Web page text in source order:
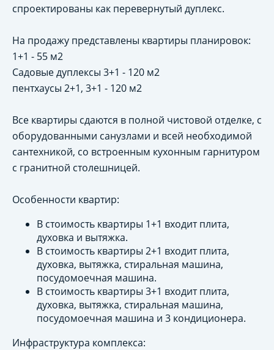
спроектированы как перевернутый дуплекс.
На продажу представлены квартиры планировок:
1+1 - 55 м2
Садовые дуплексы 3+1 - 120 м2
пентхаусы 2+1, 3+1 - 120 м2
Все квартиры сдаются в полной чистовой отделке, с
оборудованными санузлами и всей необходимой
сантехникой, со встроенным кухонным гарнитуром
с гранитной столешницей.
Особенности квартир:
В стоимость квартиры 1+1 входит плита,
духовка и вытяжка.
В стоимость квартиры 2+1 входит плита,
духовка, вытяжка, стиральная машина,
посудомоечная машина.
В стоимость квартиры 3+1 входит плита,
духовка, вытяжка, стиральная машина,
посудомоечная машина и 3 кондиционера.
Инфраструктура комплекса: